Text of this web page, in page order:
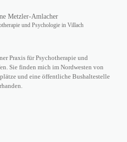
Metzler-Amlacher
und Psychologie in Villach
Praxis für Psychotherapie und
Sie finden mich im Nordwesten von
und eine öffentliche Bushaltestelle